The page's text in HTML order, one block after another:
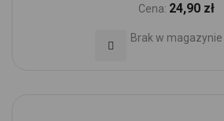
Cena: 24,90 zł
Brak w magazynie
Dodaj do Ulubionych